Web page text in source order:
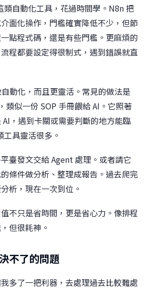
類自動化工具，花過時間學。N8n 把
面化操作，門檻確實降低不少，但節
點程式碼，還是有些門檻。更麻煩的
程都要設定得很制式，遇到錯誤就直
動化，而且更靈活。常見的做法是
類似一份 SOP 手冊餵給 AI。它照著
，遇到卡關或需要判斷的地方能臨
具靈活很多。
臺發文交給 Agent 處理。或者請它
條件做分析、整理成報告。過去爬完
析，現在一次到位。
不只是省時間，更是省心力。像排程
但很耗神。
不了的問題
多了一把利器，去處理過去比較難處